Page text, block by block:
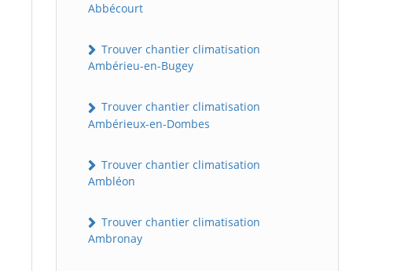
Abbécourt
Trouver chantier climatisation
Ambérieu-en-Bugey
Trouver chantier climatisation
Ambérieux-en-Dombes
Trouver chantier climatisation
Ambléon
Trouver chantier climatisation
Ambronay